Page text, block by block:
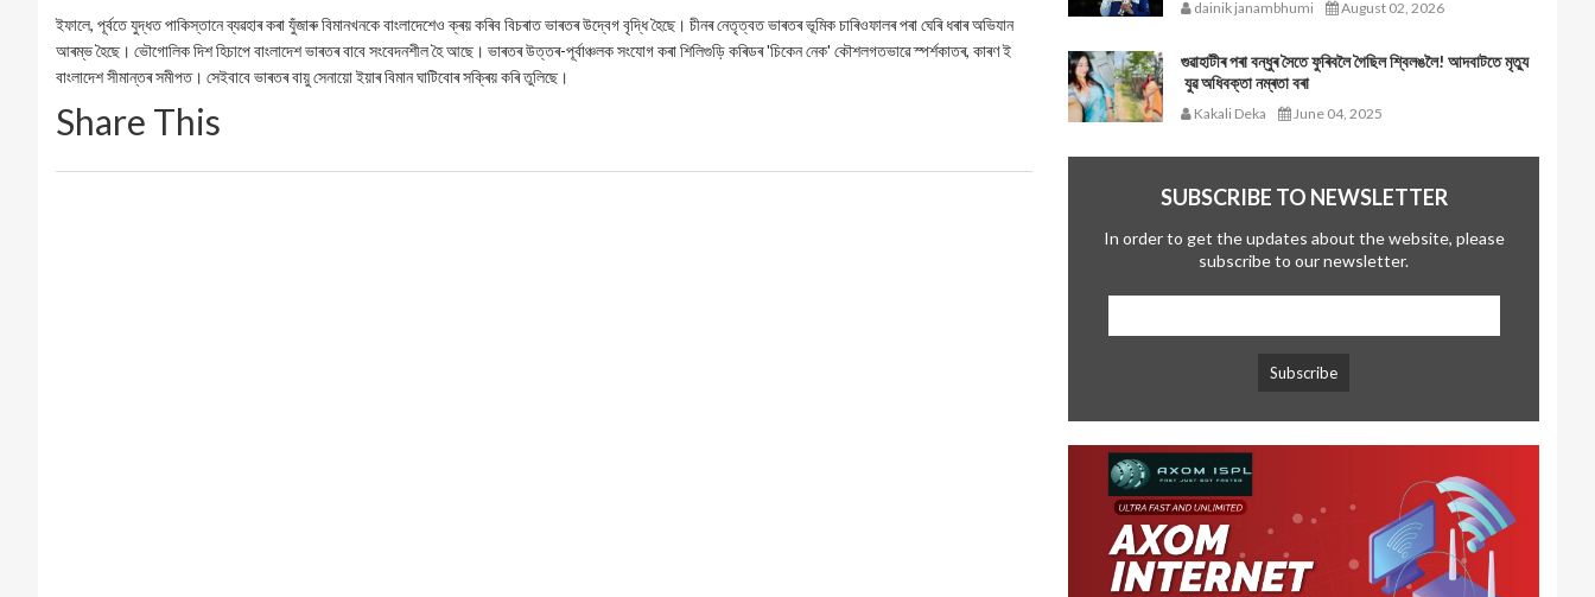
ইফালে, পূর্বতে যুদ্ধত পাকিস্তানে ব্যৱহাৰ কৰা যুঁজাৰু বিমানখনকে বাংলাদেশেও ক্ৰয় কৰিব বিচৰাত ভাৰতৰ উদ্বেগ বৃদ্ধি হৈছে। চীনৰ নেতৃত্বত ভাৰতৰ ভূমিক চাৰিওফালৰ পৰা ঘেৰি ধৰাৰ অভিযান
আৰম্ভ হৈছে। ভৌগোলিক দিশ হিচাপে বাংলাদেশ ভাৰতৰ বাবে সংবেদনশীল হৈ আছে। ভাৰতৰ উত্তৰ-পূর্বাঞ্চলক সংযোগ কৰা শিলিগুড়ি কৰিডৰ 'চিকেন নেক' কৌশলগতভাৱে স্পৰ্শকাতৰ, কাৰণ ই
বাংলাদেশ সীমান্তৰ সমীপত। সেইবাবে ভাৰতৰ বায়ু সেনায়ো ইয়াৰ বিমান ঘাটিবোৰ সক্ৰিয় কৰি তুলিছে।
Share This
dainik janambhumi August 02, 2026
গুৱাহাটীৰ পৰা বন্ধুৰ সৈতে ফুৰিবলৈ গৈছিল শ্বিলঙলৈ! আদবাটতে মৃত্যু
যুৱ অধিবক্তা নম্ৰতা বৰা
Kakali Deka June 04, 2025
SUBSCRIBE TO NEWSLETTER
In order to get the updates about the website, please
subscribe to our newsletter.